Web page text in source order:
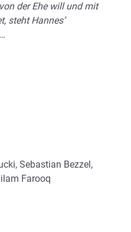
der Ehe will und mit
steht Hannes’
Sebastian Bezzel,
Farooq